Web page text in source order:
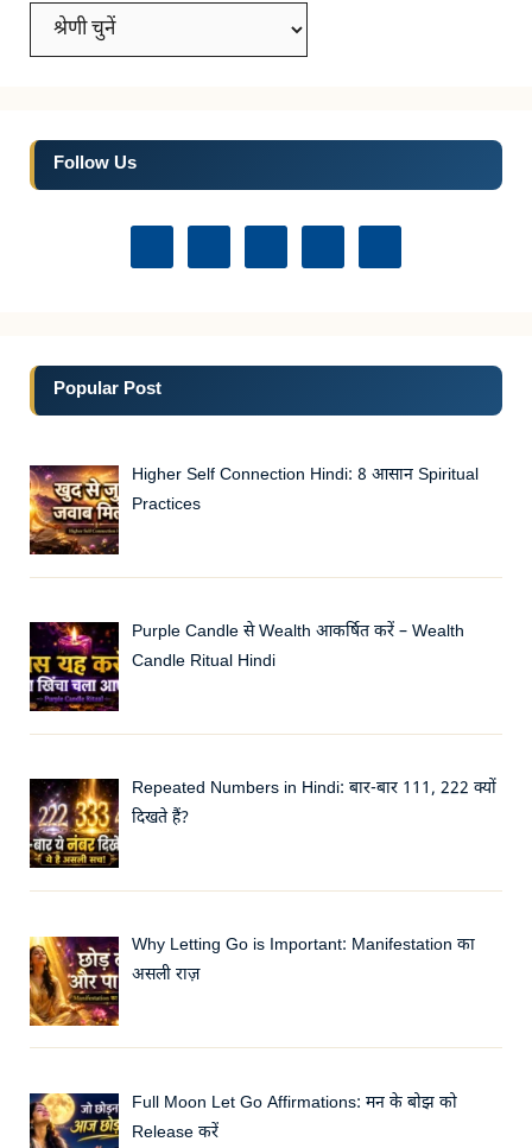
Categories
Follow Us
Popular Post
Higher Self Connection Hindi: 8 आसान Spiritual
Practices
Purple Candle से Wealth आकर्षित करें – Wealth
Candle Ritual Hindi
Repeated Numbers in Hindi: बार-बार 111, 222 क्यों
दिखते हैं?
Why Letting Go is Important: Manifestation का
असली राज़
Full Moon Let Go Affirmations: मन के बोझ को
Release करें